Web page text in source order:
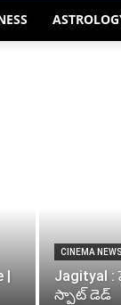
|
CINEMA NEWS
Jagityal :
స్పాట్ డెడ్